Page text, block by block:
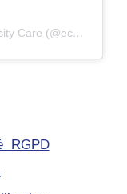
Une publication partagée par Biodiversity Care (@eco.volontaire)
RGPD